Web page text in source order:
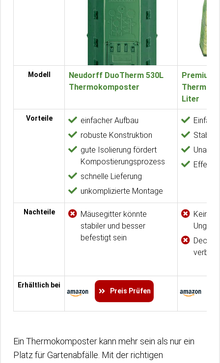
Modell
Neudorff DuoTherm 530L
Thermokomposter
Premium
Liter
Vorteile
einfacher Aufbau
robuste Konstruktion
gute Isolierung fördert
Kompostierungsprozess
schnelle Lieferung
unkomplizierte Montage
Stabile
Nachteile
Mäusegitter könnte
stabiler und besser
befestigt sein
Kein
Erhältlich bei
Preis Prüfen
Ein Thermokomposter kann mehr sein als nur ein
Platz für Gartenabfälle. Mit der richtigen